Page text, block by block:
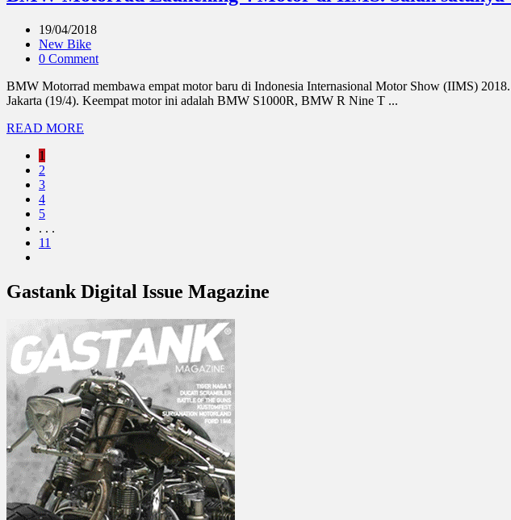
19/04/2018
New Bike
0 Comment
BMW Motorrad membawa empat motor baru di Indonesia Internasional Motor Show (IIMS)
Jakarta (19/4). Keempat motor ini adalah BMW S1000R, BMW R Nine T ...
READ MORE
1
2
3
4
5
. . .
11
Gastank Digital Issue Magazine